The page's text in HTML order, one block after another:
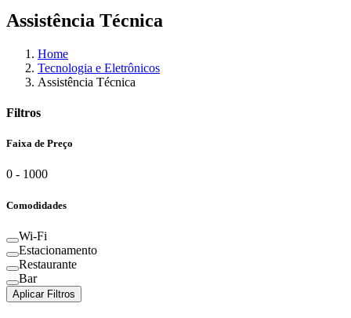
Assistência Técnica
Home
Tecnologia e Eletrônicos
Assistência Técnica
Filtros
Faixa de Preço
0 - 1000
Comodidades
Wi-Fi
Estacionamento
Restaurante
Bar
Aplicar Filtros